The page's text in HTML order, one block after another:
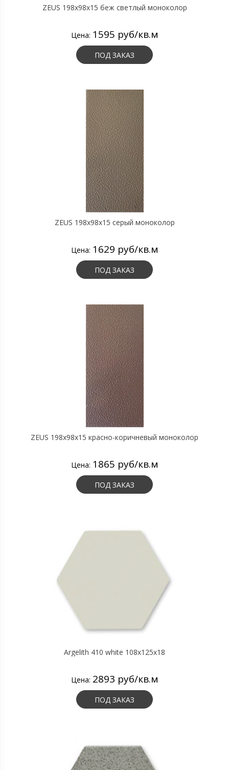
ZEUS 198x98x15 беж светлый моноколор
Цена: 1595 руб/кв.м
ПОД ЗАКАЗ
ZEUS 198x98x15 серый моноколор
Цена: 1629 руб/кв.м
ПОД ЗАКАЗ
ZEUS 198x98x15 красно-коричневый моноколор
Цена: 1865 руб/кв.м
ПОД ЗАКАЗ
Argelith 410 white 108x125x18
Цена: 2893 руб/кв.м
ПОД ЗАКАЗ